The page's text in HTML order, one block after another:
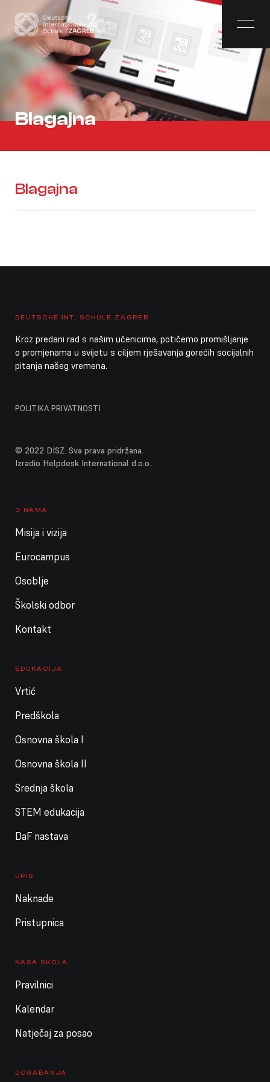
Blagajna
Blagajna
DEUTSCHE INT. SCHULE ZAGREB
Kroz predani rad s našim učenicima, potičemo promišljanje
o promjenama u svijetu s ciljem rješavanja gorećih socijalnih
pitanja našeg vremena.
POLITIKA PRIVATNOSTI
© 2022 DISZ. Sva prava pridržana.
Izradio Helpdesk International d.o.o.
O NAMA
Misija i vizija
Eurocampus
Osoblje
Školski odbor
Kontakt
EDUKACIJA
Vrtić
Predškola
Osnovna škola I
Osnovna škola II
Srednja škola
STEM edukacija
DaF nastava
UPIS
Naknade
Pristupnica
NAŠA ŠKOLA
Pravilnici
Kalendar
Natječaj za posao
DOGAĐANJA